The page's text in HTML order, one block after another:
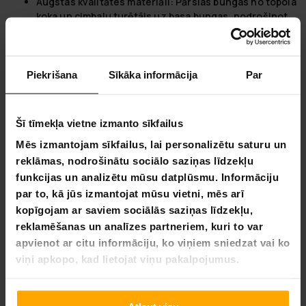
Piekrišana Sīkāka informācija Par
Šī tīmekļa vietne izmanto sīkfailus
Mēs izmantojam sīkfailus, lai personalizētu saturu un
reklāmas, nodrošinātu sociālo saziņas līdzekļu
funkcijas un analizētu mūsu datplūsmu. Informāciju
par to, kā jūs izmantojat mūsu vietni, mēs arī
kopīgojam ar saviem sociālās saziņas līdzekļu,
reklamēšanas un analīzes partneriem, kuri to var
apvienot ar citu informāciju, ko viņiem sniedzat vai ko
viņi apkopo, kad lietojat viņu pakalpojumus.
koka un cimbalu turētājs uz basa bungas, nodrošinot
Atraskite džiaugsmą paprastoje, inovatyvioje namų
malonesnį, kad būtų lengviau atnaujinti jūsų gyvenamąją
erdvę. Nuo draugiškų naudotojui savitarnos įrankių iki
naujausių namų technologijų, mes siūlome protingus
sprendimus, kurie pagerina jūsų namų patirtį. Nardykitės į
mūsų kolekciją ir rasite viską, ko jums reikia, kad jūsų namai
taptų ateities namais. Su Lykke, jūsų kitas projektas nėra tik
užduotis; tai yra galimybė inovuoti savo erdvę ir
supaprastinti savo gyvenimą.
Sitam instrumentam piemīt spēks!